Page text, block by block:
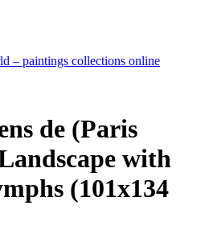
– paintings collections online
de (Paris
with
(101x134